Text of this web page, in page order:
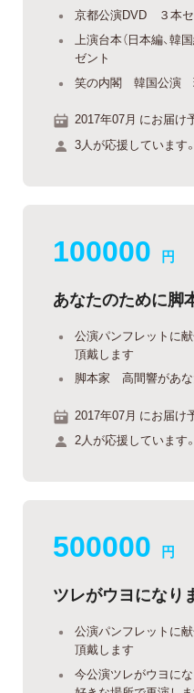
京都公演DVD ３本セ
上演台本（日本編、韓
ゼント
笑の内閣 韓国公演
2017年07月 にお届け
3人が応援しています。
100000 円
あなたのために脚
公演パンフレットに
頂戴します
脚本家 高間響があな
2017年07月 にお届け
2人が応援しています。
500000 円
ツレがウヨにな
公演パンフレットに
頂戴します
今公演ツレがウヨに